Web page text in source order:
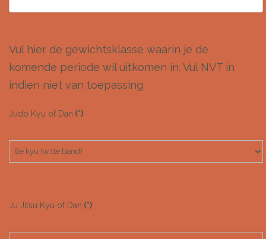
Vul hier de gewichtsklasse waarin je de
komende periode wil uitkomen in. Vul NVT in
indien niet van toepassing
Judo Kyu of Dan (*)
Ju Jitsu Kyu of Dan (*)